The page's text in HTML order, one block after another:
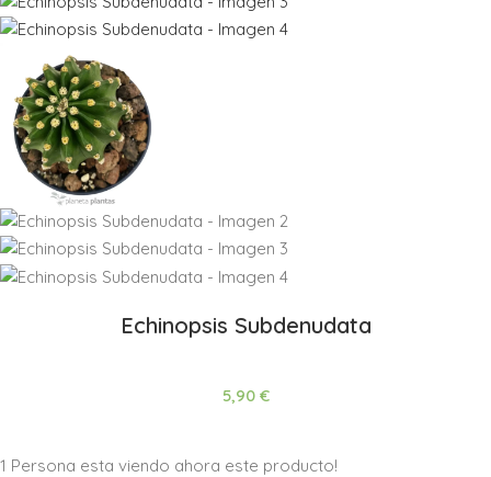
Echinopsis Subdenudata
5,90 €
1 Persona esta viendo ahora este producto!